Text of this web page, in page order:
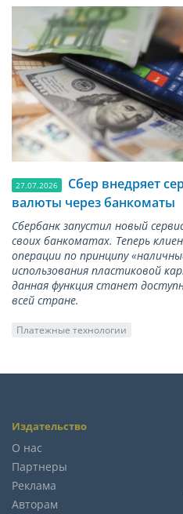
27.07.2026
Сбер внедряет
валюты через банкоматы
Сбербанк запустил новый
своих банкоматах. Теперь
операции по принципу
использования пластиковой
данная функция станет
всей стране.
Платежные технологии
Издательство
О нас
Партнеры
Реклама
Авторам